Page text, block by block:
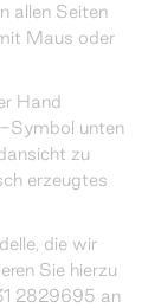
allen Seiten
Maus oder
Hand
Symbol unten
zu
erzeugtes
die wir
Sie hierzu
2829695 an